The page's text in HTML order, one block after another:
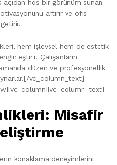
hoş bir görünüm sunan
artırır ve ofis
hem işlevsel hem de estetik
Çalışanların
düzen ve profesyonellik
vc_column_text]
Misafir
konaklama deneyimlerini